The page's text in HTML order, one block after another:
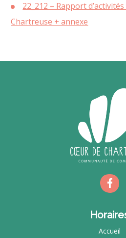
22_212 – Rapport
Chartreuse + annexe
Accueil